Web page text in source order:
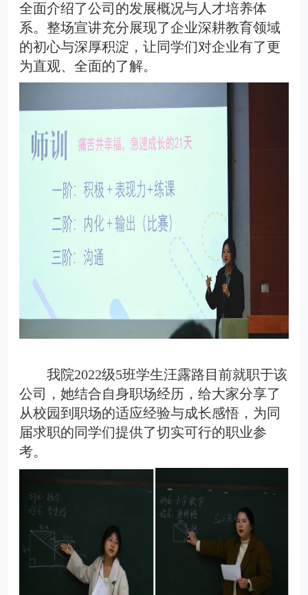
全面介绍了公司的发展概况与人才培养体
系。整场宣讲充分展现了企业深耕教育领域
的初心与深厚积淀，让同学们对企业有了更
为直观、全面的了解。
我院2022级5班学生汪露路 目前就职于该
公司
， 她结合自身职场经历， 给大家分享了
从校园到职场的适应经验与成长感悟，为同
届求职的同学们提供了切实可行的职业参
考。